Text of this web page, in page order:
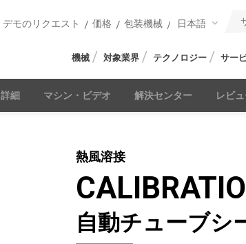
デモのリクエスト 価格 包装機械 日本語
機械 対象業界 テクノロジー サー
詳細 マシン・ビデオ 解決センター レビ
熱風溶接
自動チューブシ